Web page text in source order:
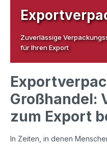
Zuverlässige
für Ihren Export
Großhandel:
zum Export
In Zeiten, in denen